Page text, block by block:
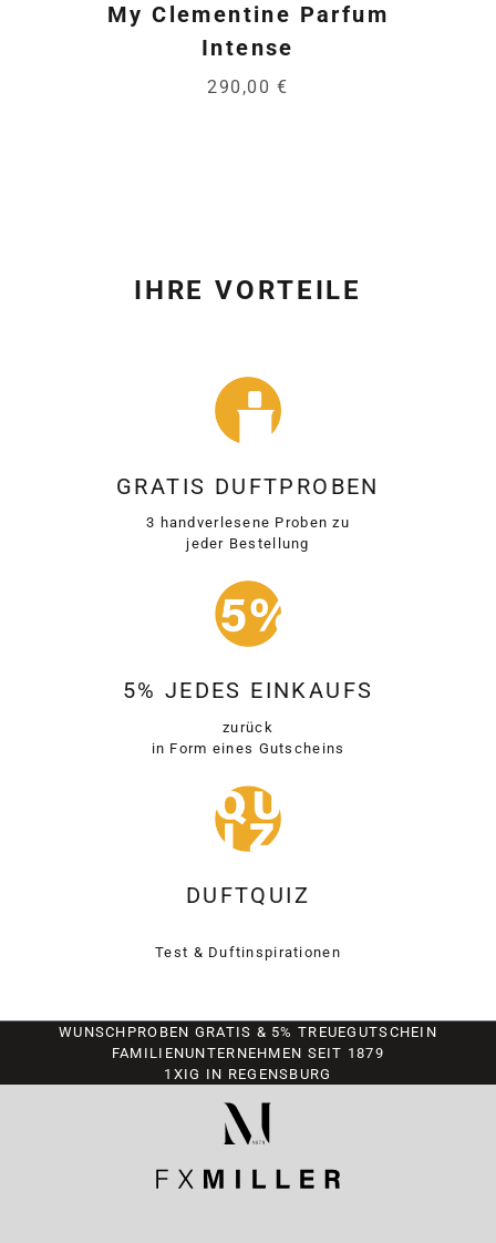
My Clementine Parfum
Intense
290,00 €
IHRE VORTEILE
GRATIS DUFTPROBEN
3 handverlesene Proben zu
jeder Bestellung
5% JEDES EINKAUFS
zurück
in Form eines Gutscheins
DUFTQUIZ
Test & Duftinspirationen
WUNSCHPROBEN GRATIS & 5% TREUEGUTSCHEIN
FAMILIENUNTERNEHMEN SEIT 1879
1XIG IN REGENSBURG